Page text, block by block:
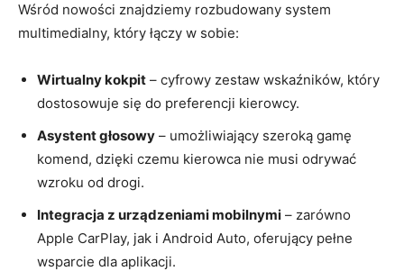
Wśród nowości znajdziemy rozbudowany system
multimedialny, który łączy w sobie:
Wirtualny kokpit – cyfrowy zestaw wskaźników, który
dostosowuje się do preferencji kierowcy.
Asystent głosowy – umożliwiający szeroką gamę
komend, dzięki czemu kierowca nie musi odrywać
wzroku od drogi.
Integracja z urządzeniami mobilnymi – zarówno
Apple CarPlay, jak i Android Auto, oferujący pełne
wsparcie dla aplikacji.